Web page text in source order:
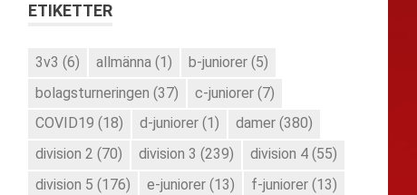
ETIKETTER
3v3 (6) allmänna (1) b-juniorer (5)
bolagsturneringen (37) c-juniorer (7)
COVID19 (18) d-juniorer (1) damer (380)
division 2 (70) division 3 (239) division 4 (55)
division 5 (176) e-juniorer (13) f-juniorer (13)